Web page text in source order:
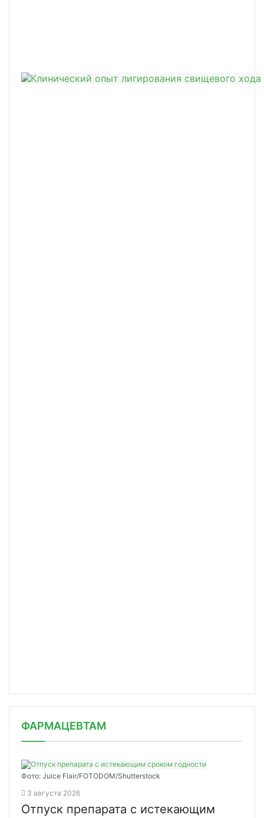
ФАРМАЦЕВТАМ
Фото: Juice Flair/FOTODOM/Shutterstoсk
3 августа 2026
Отпуск препарата с истекающим